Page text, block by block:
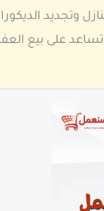
وتجديد
تساعد على بيع